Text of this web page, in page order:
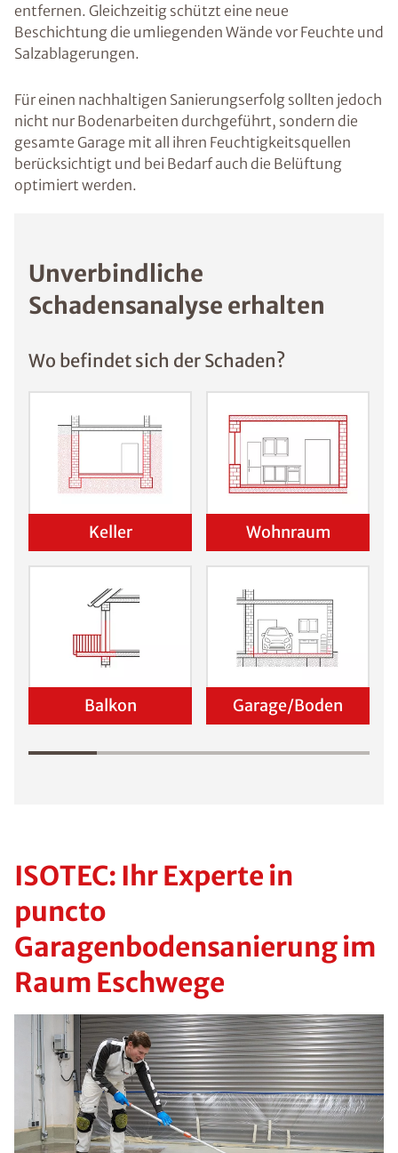
entfernen. Gleichzeitig schützt eine neue
Beschichtung die umliegenden Wände vor Feuchte und
Salzablagerungen.
Für einen nachhaltigen Sanierungserfolg sollten jedoch
nicht nur Bodenarbeiten durchgeführt, sondern die
gesamte Garage mit all ihren Feuchtigkeitsquellen
berücksichtigt und bei Bedarf auch die Belüftung
optimiert werden.
Unverbindliche
Schadensanalyse erhalten
Wo befindet sich der Schaden?
Keller Wohnraum
Balkon Garage/Boden
ISOTEC: Ihr Experte in
puncto
Garagenbodensanierung im
Raum Eschwege